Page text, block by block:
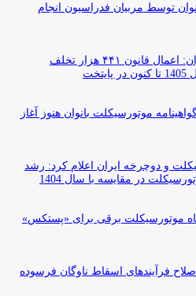
توسط مربیان فدراسیون انجام
فاجعه موتورسواری در ایران: اعمال قانون ۴۴۱ هزار تخلف
موتورسیکلت بانوان هنوز آغاز
و دوچرخه ایران اعلام کرد: رشد
هزار دستگاه موتورسیکلت برقی برای «پستکس»
فرآیندهای اسقاط ناوگان فرسوده